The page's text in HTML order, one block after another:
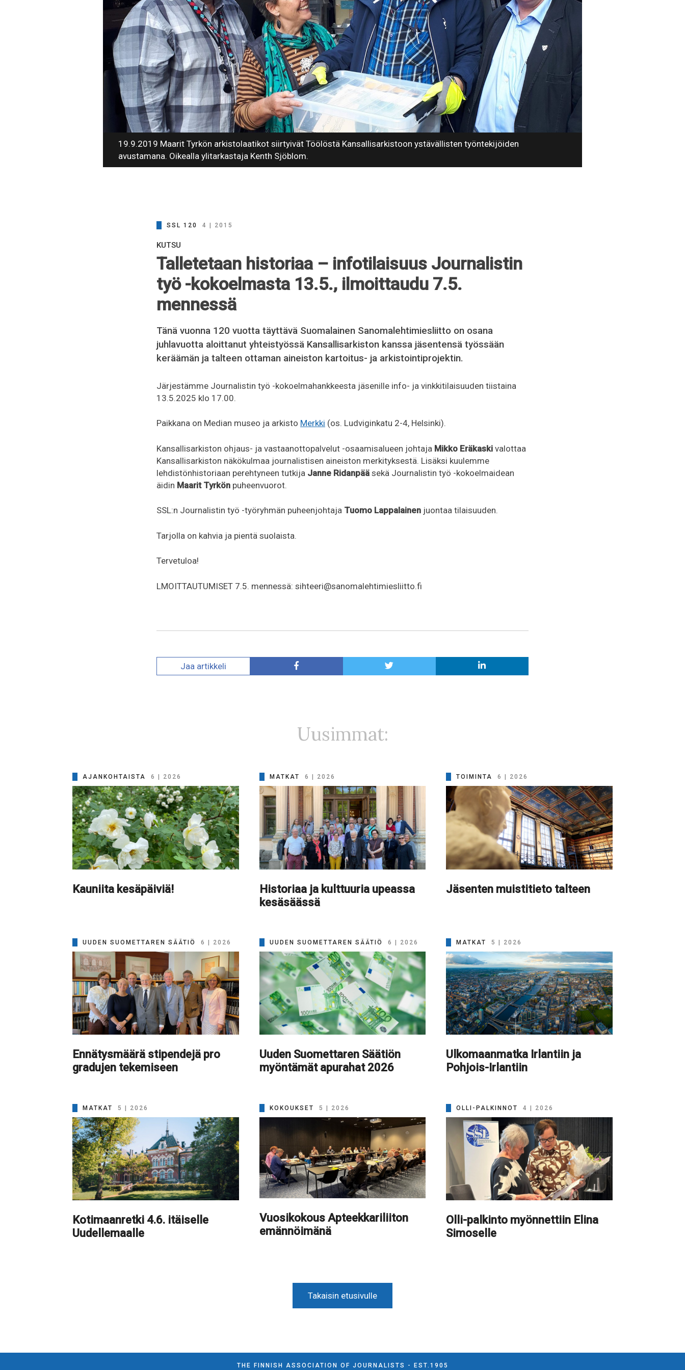
19.9.2019 Maarit Tyrkön arkistolaatikot siirtyivät Töölöstä Kansallisarkistoon ystävällisten työntekijöiden
avustamana. Oikealla ylitarkastaja Kenth Sjöblom.
SSL 120 4 | 2015
KUTSU
Talletetaan historiaa – infotilaisuus Journalistin
työ -kokoelmasta 13.5., ilmoittaudu 7.5.
mennessä
Tänä vuonna 120 vuotta täyttävä Suomalainen Sanomalehtimiesliitto on osana
juhlavuotta aloittanut yhteistyössä Kansallisarkiston kanssa jäsentensä työssään
keräämän ja talteen ottaman aineiston kartoitus- ja arkistointiprojektin.
Järjestämme Journalistin työ -kokoelmahankkeesta jäsenille info- ja vinkkitilaisuuden tiistaina
13.5.2025 klo 17.00.
Paikkana on Median museo ja arkisto Merkki (os. Ludviginkatu 2-4, Helsinki).
Kansallisarkiston ohjaus- ja vastaanottopalvelut -osaamisalueen johtaja Mikko Eräkaski valottaa
Kansallisarkiston näkökulmaa journalistisen aineiston merkityksestä. Lisäksi kuulemme
lehdistönhistoriaan perehtyneen tutkija Janne Ridanpää sekä Journalistin työ -kokoelmaidean
äidin Maarit Tyrkön puheenvuorot.
SSL:n Journalistin työ -työryhmän puheenjohtaja Tuomo Lappalainen juontaa tilaisuuden.
Tarjolla on kahvia ja pientä suolaista.
Tervetuloa!
LMOITTAUTUMISET 7.5. mennessä: sihteeri@sanomalehtimiesliitto.fi
Jaa artikkeli
Uusimmat:
AJANKOHTAISTA 6 | 2026
Kauniita kesäpäiviä!
MATKAT 6 | 2026
Historiaa ja kulttuuria upeassa
kesäsäässä
TOIMINTA 6 | 2026
Jäsenten muistitieto talteen
UUDEN SUOMETTAREN SÄÄTIÖ 6 | 2026
Ennätysmäärä stipendejä pro
gradujen tekemiseen
UUDEN SUOMETTAREN SÄÄTIÖ 6 | 2026
Uuden Suomettaren Säätiön
myöntämät apurahat 2026
MATKAT 5 | 2026
Ulkomaanmatka Irlantiin ja
Pohjois-Irlantiin
MATKAT 5 | 2026
Kotimaanretki 4.6. itäiselle
Uudellemaalle
KOKOUKSET 5 | 2026
Vuosikokous Apteekkariliiton
emännöimänä
OLLI-PALKINNOT 4 | 2026
Olli-palkinto myönnettiin Elina
Simoselle
Takaisin etusivulle
THE FINNISH ASSOCIATION OF JOURNALISTS - EST.1905